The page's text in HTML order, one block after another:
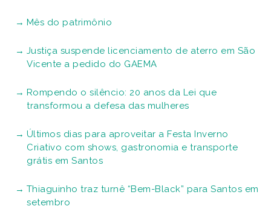
Mês do patrimônio
Justiça suspende licenciamento de aterro em São
Vicente a pedido do GAEMA
Rompendo o silêncio: 20 anos da Lei que
transformou a defesa das mulheres
Últimos dias para aproveitar a Festa Inverno
Criativo com shows, gastronomia e transporte
grátis em Santos
Thiaguinho traz turnê “Bem-Black” para Santos em
setembro